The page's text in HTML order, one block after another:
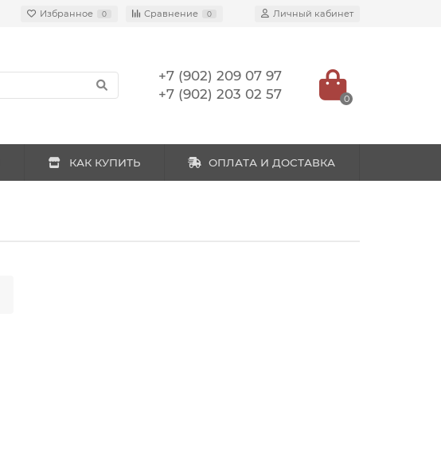
Избранное 0 Сравнение 0 Личный кабинет
+7 (902) 209 07 97
+7 (902) 203 02 57
0
КАК КУПИТЬ ОПЛАТА И ДОСТАВКА